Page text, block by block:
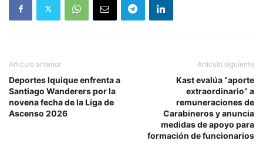
Artículo anterior
Deportes Iquique enfrenta a
Santiago Wanderers por la
novena fecha de la Liga de
Ascenso 2026
Artículo siguiente
Kast evalúa “aporte
extraordinario” a
remuneraciones de
Carabineros y anuncia
medidas de apoyo para
formación de funcionarios